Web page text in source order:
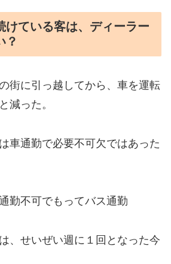
けている客は、ディーラー
？
街に引っ越してから、車を運転
減った。
車通勤で必要不可欠ではあった
勤不可でもってバス通勤
、せいぜい週に１回となった今